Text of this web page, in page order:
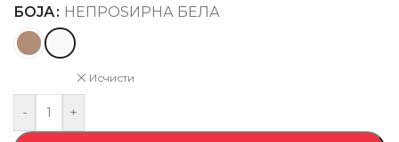
БОЈА
НЕПРОЅИРНА БЕЛА
Исчисти
- +